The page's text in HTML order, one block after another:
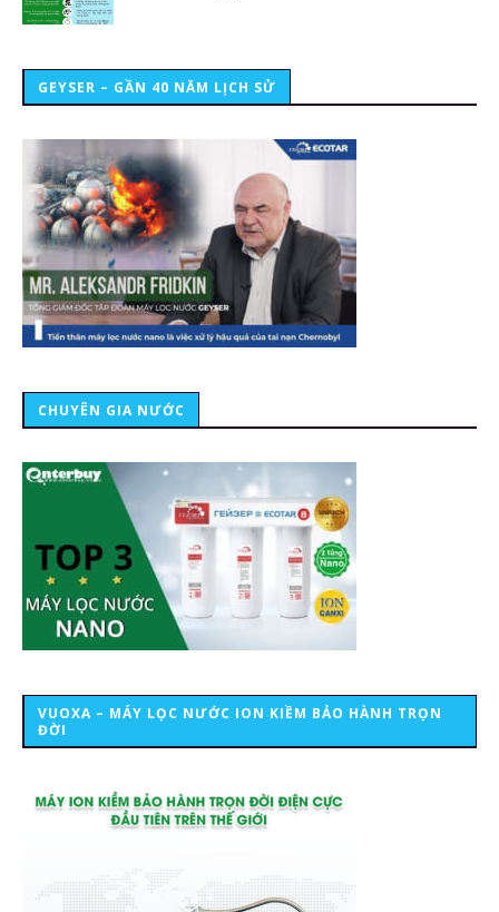
GEYSER – GẦN 40 NĂM LỊCH SỬ
CHUYÊN GIA NƯỚC
VUOXA – MÁY LỌC NƯỚC ION KIỀM BẢO HÀNH TRỌN
ĐỜI